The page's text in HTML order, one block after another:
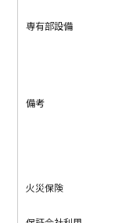
専有部設備
備考
火災保険